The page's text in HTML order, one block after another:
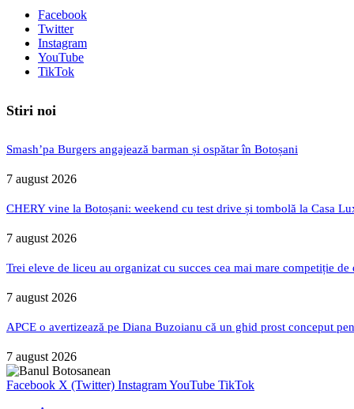
Facebook
Twitter
Instagram
YouTube
TikTok
Stiri noi
Smash’pa Burgers angajează barman și ospătar în Botoșani
7 august 2026
CHERY vine la Botoșani: weekend cu test drive și tombolă la Casa
7 august 2026
Trei eleve de liceu au organizat cu succes cea mai mare competiție
7 august 2026
APCE o avertizează pe Diana Buzoianu că un ghid prost conceput
7 august 2026
Facebook X (Twitter) InstagramYouTube TikTok